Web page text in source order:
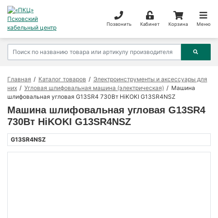
Позвонить Кабинет Корзина Меню
Главная Каталог товаров
Электроинструменты и аксессуары для
них
Угловая шлифовальная машина (электрическая)
Машина
шлифовальная угловая G13SR4 730Вт HiKOKI G13SR4NSZ
Машина шлифовальная угловая G13SR4
730Вт HiKOKI G13SR4NSZ
G13SR4NSZ